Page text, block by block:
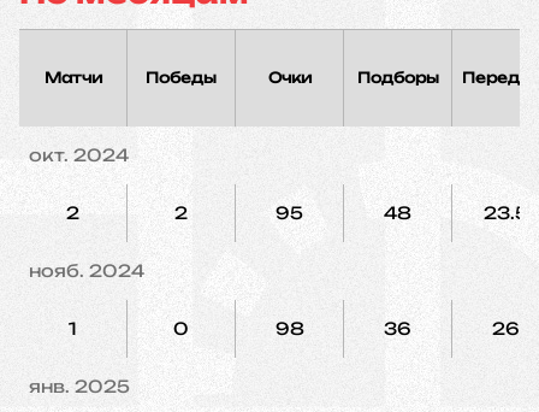
Матчи Победы Очки Подборы
окт. 2024
2 2 95 48 23.5
нояб. 2024
1 0 98 36 26
янв. 2025